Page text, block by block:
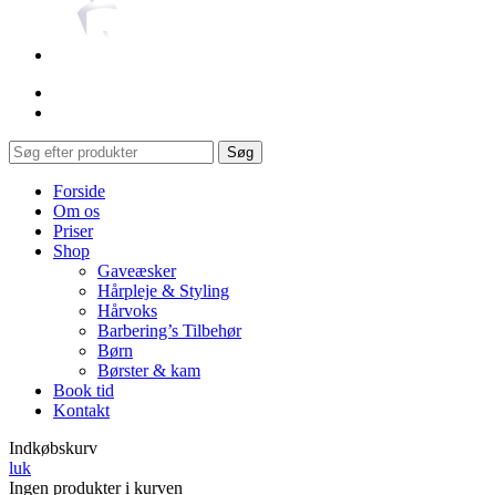
Søg
Forside
Om os
Priser
Shop
Gaveæsker
Hårpleje & Styling
Hårvoks
Barbering’s Tilbehør
Børn
Børster & kam
Book tid
Kontakt
Indkøbskurv
luk
Ingen produkter i kurven